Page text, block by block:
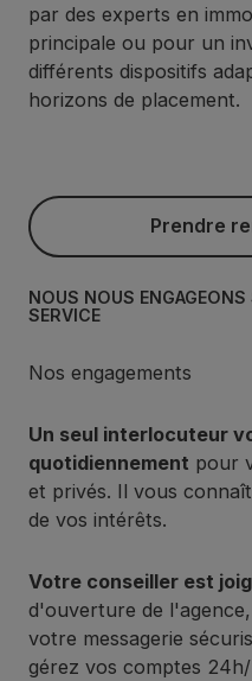
par des experts en
principale ou pour un
différents dispositifs
horizons de placement.
Prendre rendez-vous
Prendre
NOUS NOUS
SERVICE
Nos engagements
Un seul interlocuteur
quotidiennement pour
et privés. Il vous
de vos intérêts.
Votre conseiller est
d'ouverture de
votre messagerie
gérez vos comptes